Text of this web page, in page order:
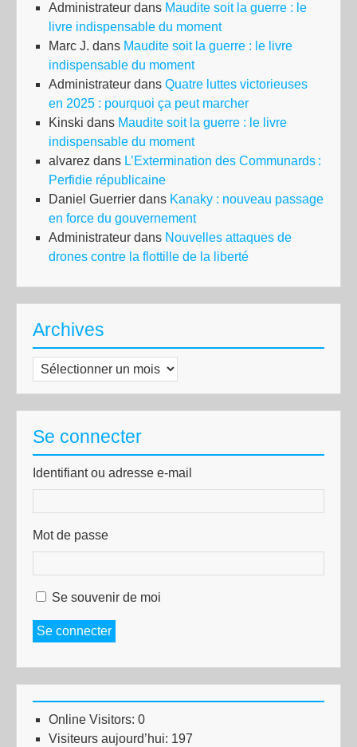
Administrateur dans Maudite soit la guerre : le
livre indispensable du moment
Marc J. dans Maudite soit la guerre : le livre
indispensable du moment
Administrateur dans Quatre luttes victorieuses
en 2025 : pourquoi ça peut marcher
Kinski dans Maudite soit la guerre : le livre
indispensable du moment
alvarez dans L’Extermination des Communards :
Perfidie républicaine
Daniel Guerrier dans Kanaky : nouveau passage
en force du gouvernement
Administrateur dans Nouvelles attaques de
drones contre la flottille de la liberté
Archives
Archives
Se connecter
Identifiant ou adresse e-mail
Mot de passe
Se souvenir de moi
Se connecter
Online Visitors: 0
Visiteurs aujourd’hui: 197